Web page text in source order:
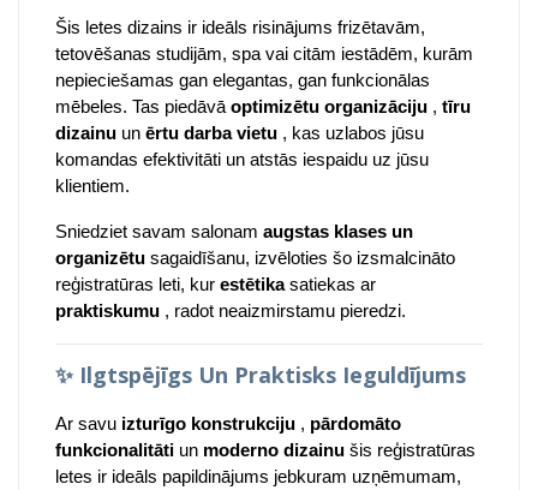
Šis letes dizains ir ideāls risinājums frizētavām,
tetovēšanas studijām, spa vai citām iestādēm, kurām
nepieciešamas gan elegantas, gan funkcionālas
mēbeles. Tas piedāvā optimizētu organizāciju , tīru
dizainu un ērtu darba vietu , kas uzlabos jūsu
komandas efektivitāti un atstās iespaidu uz jūsu
klientiem.
Sniedziet savam salonam augstas klases un
organizētu sagaidīšanu, izvēloties šo izsmalcināto
reģistratūras leti, kur estētikasatiekas ar
praktiskumu , radot neaizmirstamu pieredzi.
✨ Ilgtspējīgs Un Praktisks Ieguldījums
Ar savu izturīgo konstrukciju , pārdomāto
funkcionalitāti un moderno dizainu šis reģistratūras
letes ir ideāls papildinājums jebkuram uzņēmumam,